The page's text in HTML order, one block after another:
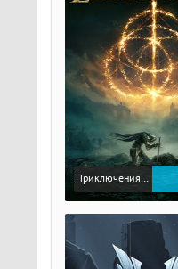
Приключения / Экшен / Ролевые